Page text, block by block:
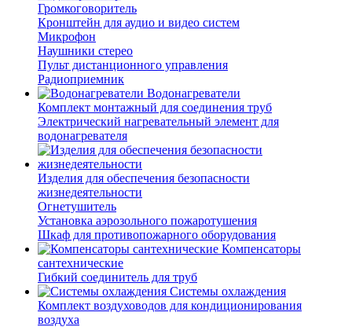
Громкоговоритель
Кронштейн для аудио и видео систем
Микрофон
Наушники стерео
Пульт дистанционного управления
Радиоприемник
Водонагреватели
Комплект монтажный для соединения труб
Электрический нагревательный элемент для
водонагревателя
Изделия для обеспечения безопасности
жизнедеятельности
Огнетушитель
Установка аэрозольного пожаротушения
Шкаф для противопожарного оборудования
Компенсаторы
сантехнические
Гибкий соединитель для труб
Системы охлаждения
Комплект воздуховодов для кондиционирования
воздуха